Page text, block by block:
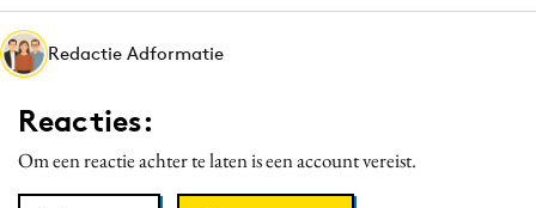
Interne communicatie
Martech
Merkstrategie
PR
Programmatic
Redactie Adformatie
Reacties:
Om een reactie achter te laten is een account vereist.